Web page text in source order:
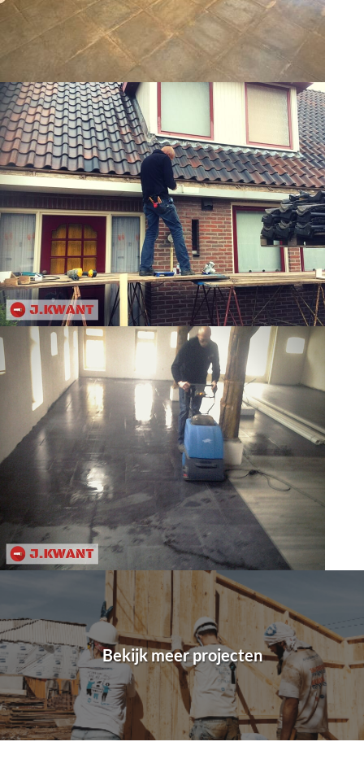
Bekijk meer projecten